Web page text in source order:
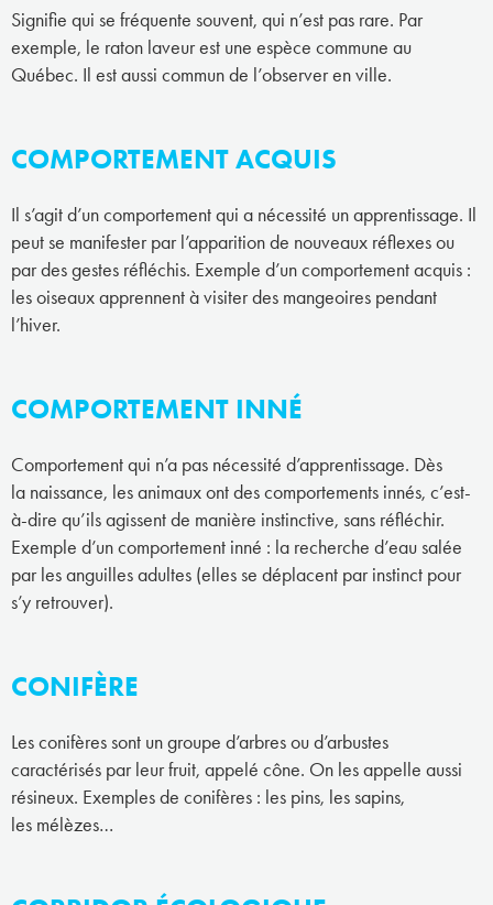
Signifie qui se fréquente souvent, qui n’est pas rare. Par
exemple, le raton laveur est une espèce commune au
Québec. Il est aussi commun de l’observer en ville.
COMPORTEMENT ACQUIS
Il s’agit d’un comportement qui a nécessité un apprentissage. Il
peut se manifester par l’apparition de nouveaux réflexes ou
par des gestes réfléchis. Exemple d’un comportement acquis :
les oiseaux apprennent à visiter des mangeoires pendant
l’hiver.
COMPORTEMENT INNÉ
Comportement qui n’a pas nécessité d’apprentissage. Dès
la naissance, les animaux ont des comportements innés, c’est-
à-dire qu’ils agissent de manière instinctive, sans réfléchir.
Exemple d’un comportement inné : la recherche d’eau salée
par les anguilles adultes (elles se déplacent par instinct pour
s’y retrouver).
CONIFÈRE
Les conifères sont un groupe d’arbres ou d’arbustes
caractérisés par leur fruit, appelé cône. On les appelle aussi
résineux. Exemples de conifères : les pins, les sapins,
les mélèzes…